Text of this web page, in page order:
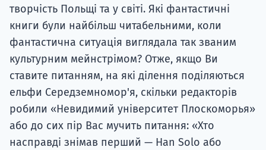
творчість Польщі та у світі. Які фантастичні
книги були найбільш читабельними, коли
фантастична ситуація виглядала так званим
культурним мейнстрімом? Отже, якщо Ви
ставите питанням, на які ділення поділяються
ельфи Середземномор'я, скільки редакторів
робили «Невидимий університет Плоскоморья»
або до сих пір Вас мучить питання: «Хто
насправді знімав перший — Han Solo або